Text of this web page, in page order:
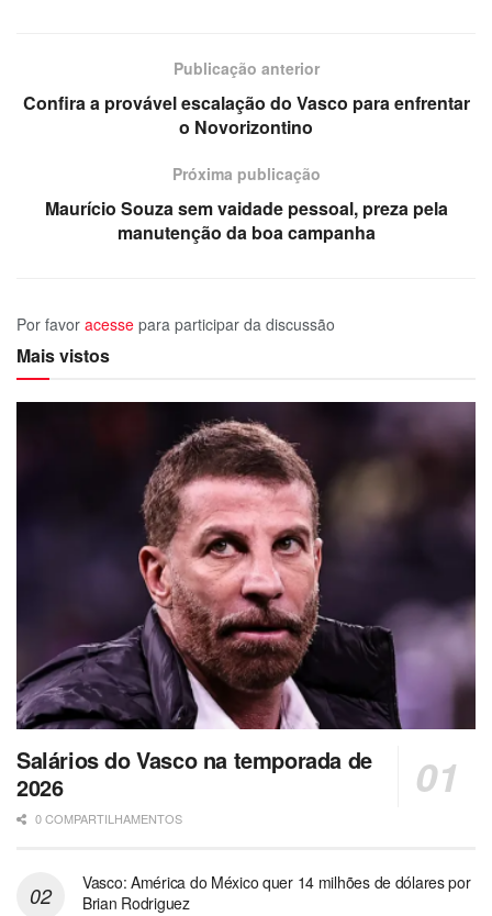
Publicação anterior
Confira a provável escalação do Vasco para enfrentar
o Novorizontino
Próxima publicação
Maurício Souza sem vaidade pessoal, preza pela
manutenção da boa campanha
Por favor acesse para participar da discussão
Mais vistos
Salários do Vasco na temporada de
2026
0 COMPARTILHAMENTOS
Vasco: América do México quer 14 milhões de dólares por
Brian Rodriguez